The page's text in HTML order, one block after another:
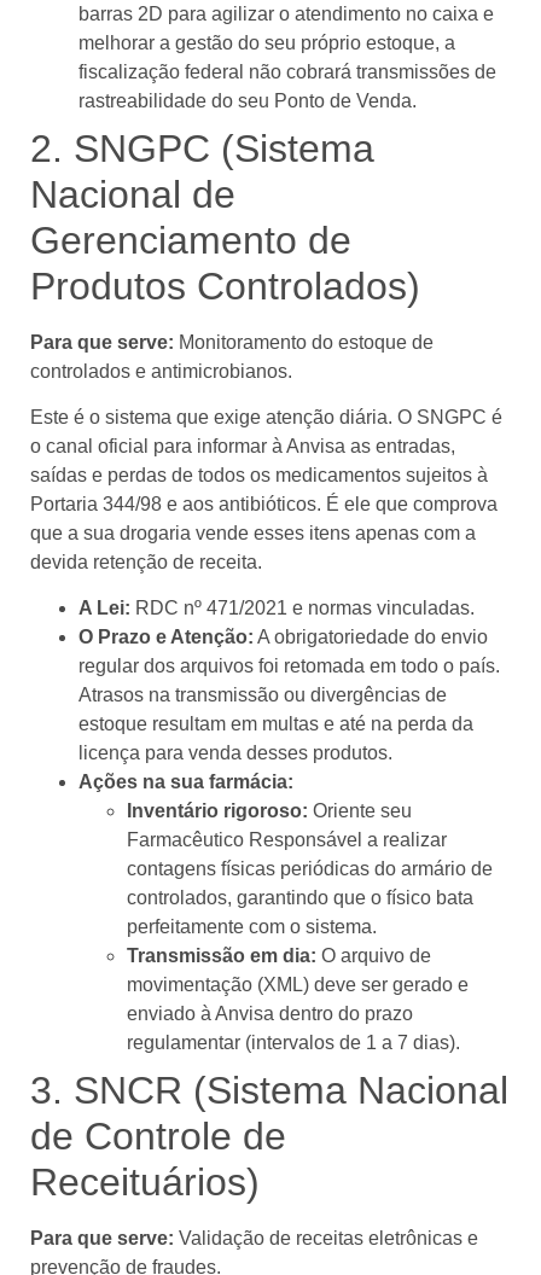
barras 2D para agilizar o atendimento no caixa e
melhorar a gestão do seu próprio estoque, a
fiscalização federal não cobrará transmissões de
rastreabilidade do seu Ponto de Venda.
2. SNGPC (Sistema
Nacional de
Gerenciamento de
Produtos Controlados)
Para que serve: Monitoramento do estoque de
controlados e antimicrobianos.
Este é o sistema que exige atenção diária. O SNGPC é
o canal oficial para informar à Anvisa as entradas,
saídas e perdas de todos os medicamentos sujeitos à
Portaria 344/98 e aos antibióticos. É ele que comprova
que a sua drogaria vende esses itens apenas com a
devida retenção de receita.
A Lei: RDC nº 471/2021 e normas vinculadas.
O Prazo e Atenção: A obrigatoriedade do envio
regular dos arquivos foi retomada em todo o país.
Atrasos na transmissão ou divergências de
estoque resultam em multas e até na perda da
licença para venda desses produtos.
Ações na sua farmácia:
Inventário rigoroso: Oriente seu
Farmacêutico Responsável a realizar
contagens físicas periódicas do armário de
controlados, garantindo que o físico bata
perfeitamente com o sistema.
Transmissão em dia: O arquivo de
movimentação (XML) deve ser gerado e
enviado à Anvisa dentro do prazo
regulamentar (intervalos de 1 a 7 dias).
3. SNCR (Sistema Nacional
de Controle de
Receituários)
Para que serve: Validação de receitas eletrônicas e
prevenção de fraudes.